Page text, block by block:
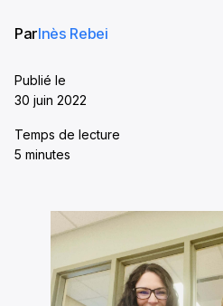
ParInès Rebei
Publié le
30 juin 2022
Temps de lecture
5 minutes